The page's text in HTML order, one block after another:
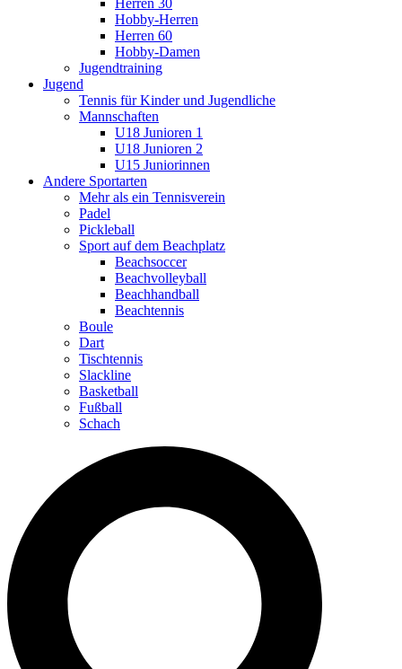
Herren 30
Hobby-Herren
Herren 60
Hobby-Damen
Jugendtraining
Jugend
Tennis für Kinder und Jugendliche
Mannschaften
U18 Junioren 1
U18 Junioren 2
U15 Juniorinnen
Andere Sportarten
Mehr als ein Tennisverein
Padel
Pickleball
Sport auf dem Beachplatz
Beachsoccer
Beachvolleyball
Beachhandball
Beachtennis
Boule
Dart
Tischtennis
Slackline
Basketball
Fußball
Schach